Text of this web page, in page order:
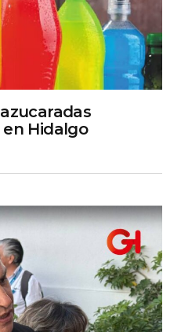
electrónico y sitio
para la próxima vez que
Hidalgo